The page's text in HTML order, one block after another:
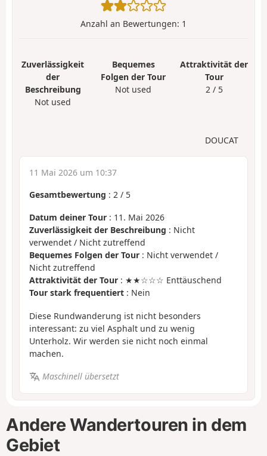
Anzahl an Bewertungen: 1
Zuverlässigkeit
der
Beschreibung
Not used
Bequemes
Folgen der Tour
Not used
Attraktivität der
Tour
2 / 5
DOUCAT
11 Mai 2026 um 10:37
Gesamtbewertung : 2 / 5
Datum deiner Tour : 11. Mai 2026
Zuverlässigkeit der Beschreibung : Nicht
verwendet / Nicht zutreffend
Bequemes Folgen der Tour : Nicht verwendet /
Nicht zutreffend
Attraktivität der Tour : ★★☆☆☆ Enttäuschend
Tour stark frequentiert : Nein
Diese Rundwanderung ist nicht besonders
interessant: zu viel Asphalt und zu wenig
Unterholz. Wir werden sie nicht noch einmal
machen.
Maschinell übersetzt
Andere Wandertouren in dem
Gebiet